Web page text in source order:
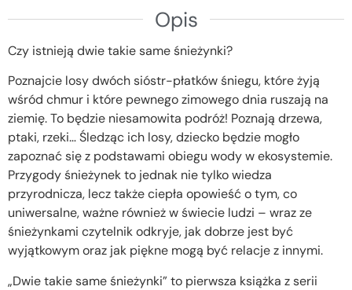
Opis
Czy istnieją dwie takie same śnieżynki?
Poznajcie losy dwóch sióstr-płatków śniegu, które żyją
wśród chmur i które pewnego zimowego dnia ruszają na
ziemię. To będzie niesamowita podróż! Poznają drzewa,
ptaki, rzeki… Śledząc ich losy, dziecko będzie mogło
zapoznać się z podstawami obiegu wody w ekosystemie.
Przygody śnieżynek to jednak nie tylko wiedza
przyrodnicza, lecz także ciepła opowieść o tym, co
uniwersalne, ważne również w świecie ludzi – wraz ze
śnieżynkami czytelnik odkryje, jak dobrze jest być
wyjątkowym oraz jak piękne mogą być relacje z innymi.
„Dwie takie same śnieżynki” to pierwsza książka z serii